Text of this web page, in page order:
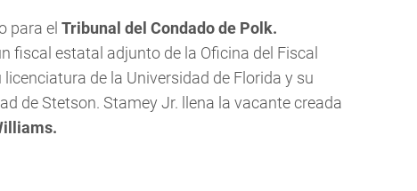
para el Tribunal del Condado de Polk.
fiscal estatal adjunto de la Oficina del Fiscal
de la Universidad de Florida y su
de Stetson. Stamey Jr. llena la vacante creada